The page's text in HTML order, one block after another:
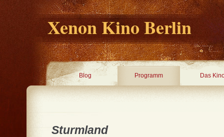
Xenon Kino Berlin
Blog Programm Das
Sturmland